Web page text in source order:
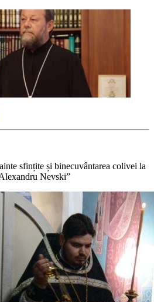
sfințite și binecuvântarea colivei la
Nevski”